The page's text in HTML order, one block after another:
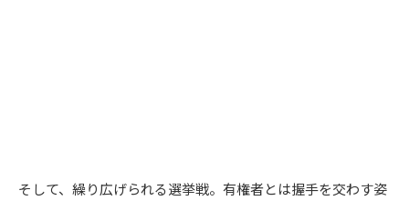
そして、繰り広げられる選挙戦。有権者とは握手を交わす姿